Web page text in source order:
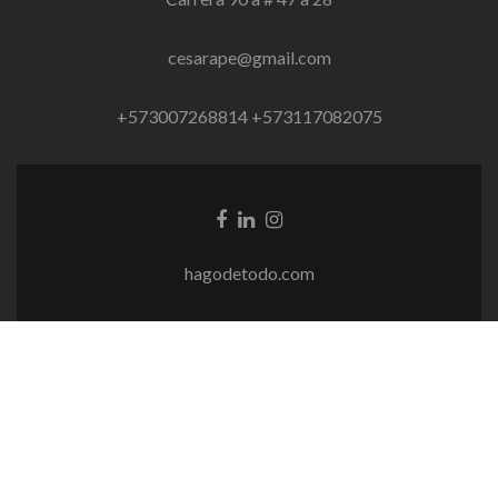
cesarape@gmail.com
+573007268814 +573117082075
Enlace
EnlaceEnlace
hagodetodo.com